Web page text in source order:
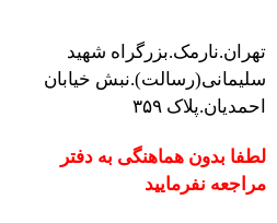
تهران.نارمک.بزرگراه شهید
سلیمانی(رسالت).نبش خیابان
احمدیان.پلاک ۳۵۹
لطفا بدون هماهنگی به دفتر
مراجعه نفرمایید